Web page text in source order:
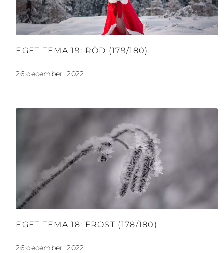
EGET TEMA 19: RÖD (179/180)
26 december, 2022
EGET TEMA 18: FROST (178/180)
26 december, 2022